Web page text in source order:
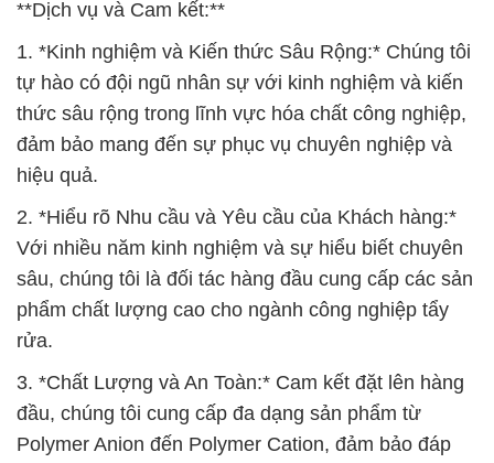
**Dịch vụ và Cam kết:**
1. *Kinh nghiệm và Kiến thức Sâu Rộng:* Chúng tôi
tự hào có đội ngũ nhân sự với kinh nghiệm và kiến
thức sâu rộng trong lĩnh vực hóa chất công nghiệp,
đảm bảo mang đến sự phục vụ chuyên nghiệp và
hiệu quả.
2. *Hiểu rõ Nhu cầu và Yêu cầu của Khách hàng:*
Với nhiều năm kinh nghiệm và sự hiểu biết chuyên
sâu, chúng tôi là đối tác hàng đầu cung cấp các sản
phẩm chất lượng cao cho ngành công nghiệp tẩy
rửa.
3. *Chất Lượng và An Toàn:* Cam kết đặt lên hàng
đầu, chúng tôi cung cấp đa dạng sản phẩm từ
Polymer Anion đến Polymer Cation, đảm bảo đáp